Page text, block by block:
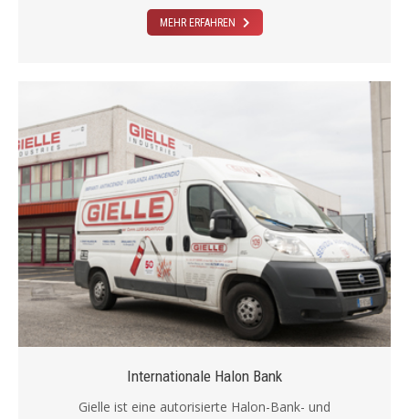
MEHR ERFAHREN
Internationale Halon Bank
Gielle ist eine autorisierte Halon-Bank- und